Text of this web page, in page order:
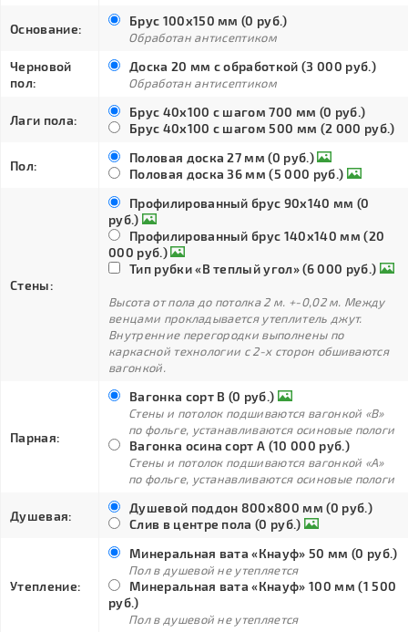
Основание:
Брус 100х150 мм (0 руб.)
Обработан антисептиком
Черновой
пол:
Доска 20 мм с обработкой (3 000 руб.)
Обработан антисептиком
Лаги пола:
Брус 40х100 с шагом 700 мм (0 руб.)
Брус 40х100 с шагом 500 мм (2 000 руб.)
Пол:
Половая доска 27 мм (0 руб.)
Половая доска 36 мм (5 000 руб.)
Стены:
Профилированный брус 90х140 мм (0
руб.)
Профилированный брус 140х140 мм (20
000 руб.)
Тип рубки «В теплый угол» (6 000 руб.)
Высота от пола до потолка 2 м. +-0,02 м. Между
венцами прокладывается утеплитель джут.
Внутренние перегородки выполнены по
каркасной технологии с 2-х сторон обшиваются
вагонкой.
Парная:
Вагонка сорт В (0 руб.)
Стены и потолок подшиваются вагонкой «В»
по фольге, устанавливаются осиновые пологи
Вагонка осина сорт А (10 000 руб.)
Стены и потолок подшиваются вагонкой «А»
по фольге, устанавливаются осиновые пологи
Душевая:
Душевой поддон 800х800 мм (0 руб.)
Слив в центре пола (0 руб.)
Утепление:
Минеральная вата «Кнауф» 50 мм (0 руб.)
Пол в душевой не утепляется
Минеральная вата «Кнауф» 100 мм (1 500
руб.)
Пол в душевой не утепляется